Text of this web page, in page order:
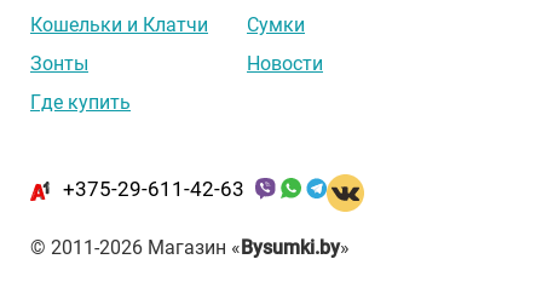
+375-29-611-42-63
Кошельки и Клатчи
Сумки
Зонты
Новости
Где купить
© 2011-2026 Магазин «Bysumki.by»